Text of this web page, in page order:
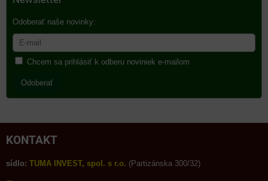
Odoberať naše novinky:
Chcem sa prihlásiť k odberu noviniek e-mailom
Odoberať
KONTAKT
sídlo: TUMA INVEST, spol. s r.o. (Partizánska 300/32)